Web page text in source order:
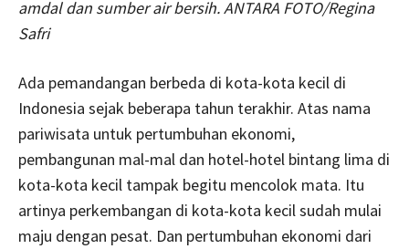
amdal dan sumber air bersih. ANTARA FOTO/Regina
Safri
Ada pemandangan berbeda di kota-kota kecil di
Indonesia sejak beberapa tahun terakhir. Atas nama
pariwisata untuk pertumbuhan ekonomi,
pembangunan mal-mal dan hotel-hotel bintang lima di
kota-kota kecil tampak begitu mencolok mata. Itu
artinya perkembangan di kota-kota kecil sudah mulai
maju dengan pesat. Dan pertumbuhan ekonomi dari